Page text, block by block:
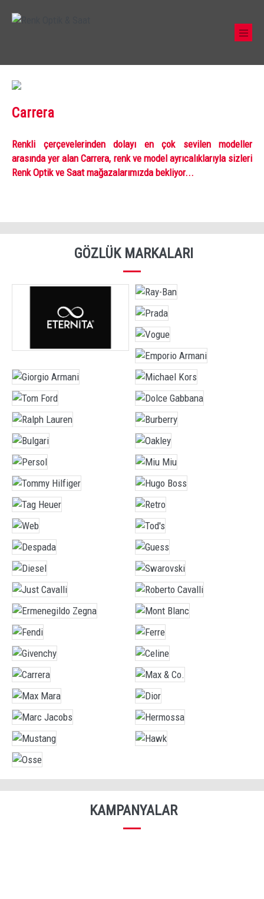
Carrera
Renkli çerçevelerinden dolayı en çok sevilen modeller
arasında yer alan Carrera, renk ve model ayrıcalıklarıyla sizleri
Renk Optik ve Saat mağazalarımızda bekliyor...
GÖZLÜK MARKALARI
KAMPANYALAR